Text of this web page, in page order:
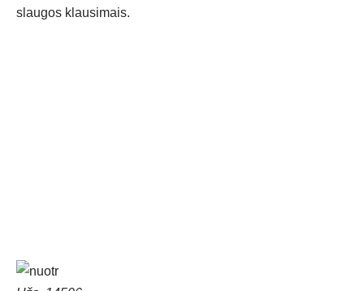
slaugos klausimais.